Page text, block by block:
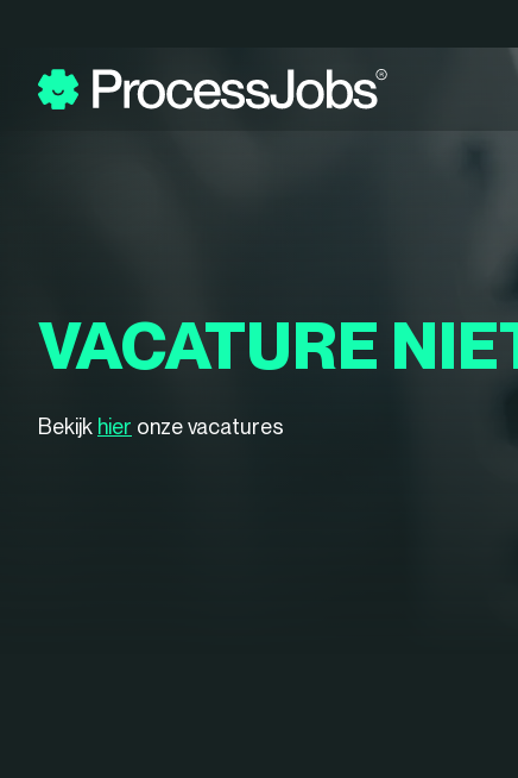
VACATURE
Bekijk hier onze vacatures